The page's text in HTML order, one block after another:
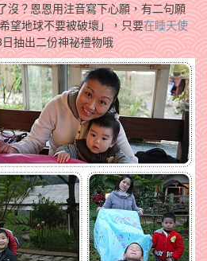
沒？恩恩用注音寫下心願，有二句願
望地球不要被破壞」，只要在睡天使
抽出二份神祕禮物哦